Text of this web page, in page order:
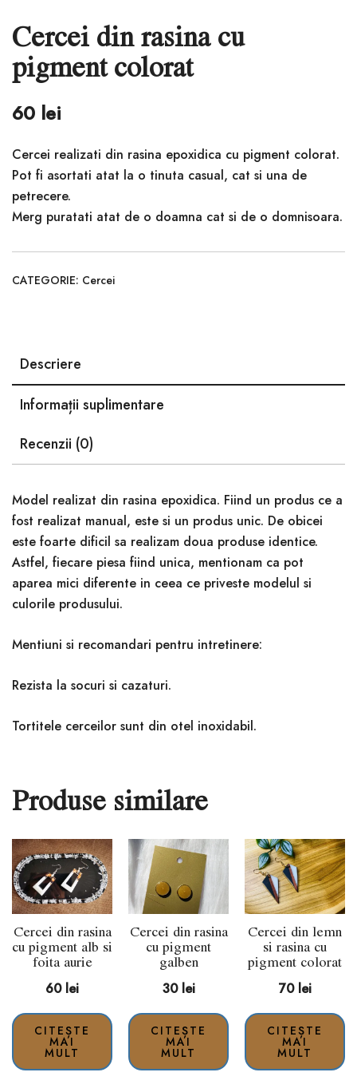
Cercei din rasina cu
pigment colorat
60 lei
Cercei realizati din rasina epoxidica cu pigment colorat.
Pot fi asortati atat la o tinuta casual, cat si una de
petrecere.
Merg puratati atat de o doamna cat si de o domnisoara.
CATEGORIE: Cercei
Descriere
Informații suplimentare
Recenzii (0)
Model realizat din rasina epoxidica. Fiind un produs ce a
fost realizat manual, este si un produs unic. De obicei
este foarte dificil sa realizam doua produse identice.
Astfel, fiecare piesa fiind unica, mentionam ca pot
aparea mici diferente in ceea ce priveste modelul si
culorile produsului.
Mentiuni si recomandari pentru intretinere:
Rezista la socuri si cazaturi.
Tortitele cerceilor sunt din otel inoxidabil.
Produse similare
Cercei din rasina
cu pigment alb si
foita aurie
60 lei
CITEȘTE
MAI
MULT
Cercei din rasina
cu pigment
galben
30 lei
CITEȘTE
MAI
MULT
Cercei din lemn
si rasina cu
pigment colorat
70 lei
CITEȘTE
MAI
MULT